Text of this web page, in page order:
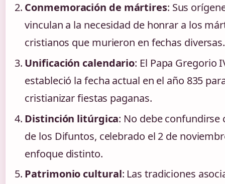
Conmemoración de mártires: Sus
vinculan a la necesidad de honrar a los
cristianos que murieron en fechas diversas.
Unificación calendario: El Papa Gregorio
estableció la fecha actual en el año 835
cristianizar fiestas paganas.
Distinción litúrgica: No debe confundirse
de los Difuntos, celebrado el 2 de
enfoque distinto.
Patrimonio cultural: Las tradiciones